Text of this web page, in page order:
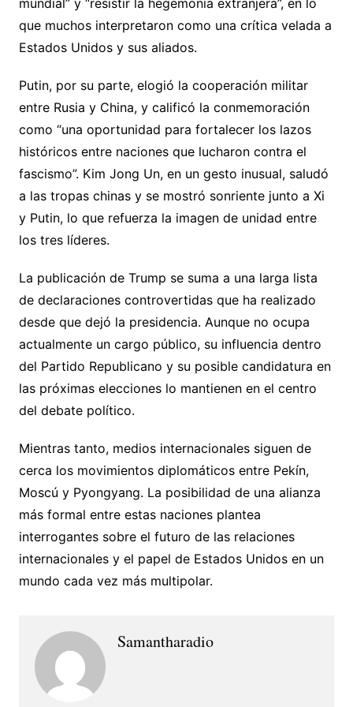
que muchos interpretaron como una crítica velada a
Estados Unidos y sus aliados.
Putin, por su parte, elogió la cooperación militar
entre Rusia y China, y calificó la conmemoración
como “una oportunidad para fortalecer los lazos
históricos entre naciones que lucharon contra el
fascismo”. Kim Jong Un, en un gesto inusual, saludó
a las tropas chinas y se mostró sonriente junto a Xi
y Putin, lo que refuerza la imagen de unidad entre
los tres líderes.
La publicación de Trump se suma a una larga lista
de declaraciones controvertidas que ha realizado
desde que dejó la presidencia. Aunque no ocupa
actualmente un cargo público, su influencia dentro
del Partido Republicano y su posible candidatura en
las próximas elecciones lo mantienen en el centro
del debate político.
Mientras tanto, medios internacionales siguen de
cerca los movimientos diplomáticos entre Pekín,
Moscú y Pyongyang. La posibilidad de una alianza
más formal entre estas naciones plantea
interrogantes sobre el futuro de las relaciones
internacionales y el papel de Estados Unidos en un
mundo cada vez más multipolar.
Samantharadio